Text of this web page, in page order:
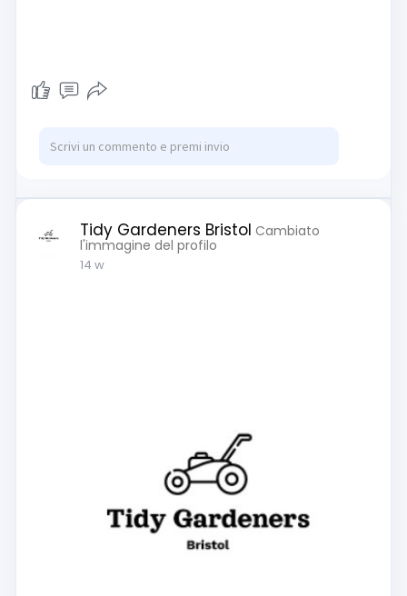
Tidy Gardeners Bristol Cambiato
l'immagine del profilo
14 w